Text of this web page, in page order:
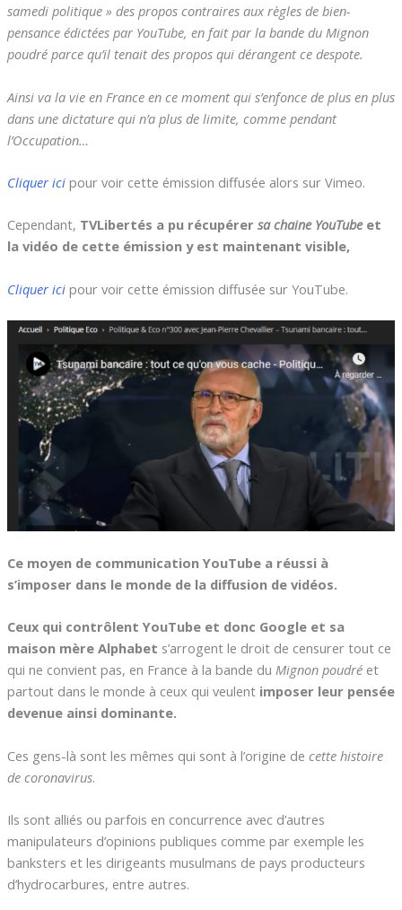
samedi politique » des propos contraires aux règles de bien-
pensance édictées par YouTube, en fait par la bande du Mignon
poudré parce qu’il tenait des propos qui dérangent ce despote.
Ainsi va la vie en France en ce moment qui s’enfonce de plus en plus
dans une dictature qui n’a plus de limite, comme pendant
l’Occupation…
Cliquer icipour voir cette émission diffusée alors sur Vimeo.
Cependant, TVLibertés a pu récupérer sa chaine YouTubeet
la vidéo de cette émission y est maintenant visible,
Cliquer ici pour voir cette émission diffusée sur YouTube.
Ce moyen de communication YouTube a réussi à
s’imposer dans le monde de la diffusion de vidéos.
Ceux qui contrôlent YouTube et donc Google et sa
maison mère Alphabet s’arrogent le droit de censurer tout ce
qui ne convient pas, en France à la bande du Mignon poudréet
partout dans le monde à ceux qui veulent imposer leur pensée
devenue ainsi dominante.
Ces gens-là sont les mêmes qui sont à l’origine de cette histoire
de coronavirus.
Ils sont alliés ou parfois en concurrence avec d’autres
manipulateurs d’opinions publiques comme par exemple les
banksters et les dirigeants musulmans de pays producteurs
d’hydrocarbures, entre autres.